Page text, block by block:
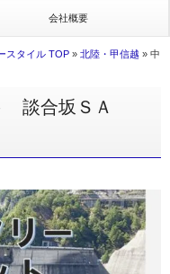
会社概要
スタイル TOP » 北陸・甲信越 » 中
談合坂ＳＡ